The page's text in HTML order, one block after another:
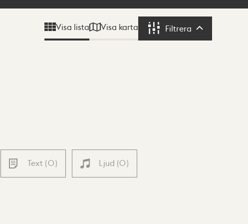
Visa lista Visa karta Filtrera Filtrera
Text (0) Ljud (0)